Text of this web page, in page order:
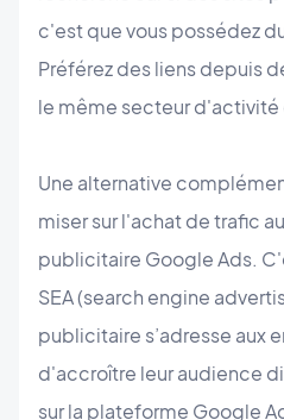
c'est que vous possédez
Préférez des liens depuis
le même secteur d'activité
Une alternative
miser sur l'achat de trafic
publicitaire Google Ads.
SEA (search engine
publicitaire s’adresse aux
d'accroître leur audience
sur la plateforme Google